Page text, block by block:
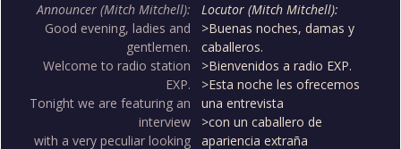
Announcer (Mitch Mitchell):
Good evening, ladies and
gentlemen.
Welcome to radio station
EXP.
Tonight we are featuring an
interview
with a very peculiar looking
Locutor (Mitch Mitchell):
>Buenas noches, damas y
caballeros.
>Bienvenidos a radio EXP.
>Esta noche les ofrecemos
una entrevista
>con un caballero de
apariencia extraña